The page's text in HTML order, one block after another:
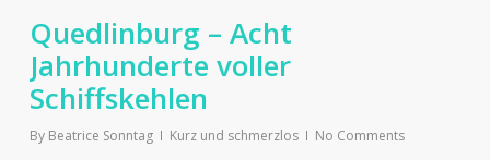
Quedlinburg – Acht
Jahrhunderte voller
Schiffskehlen
By Beatrice Sonntag Kurz und schmerzlos No Comments